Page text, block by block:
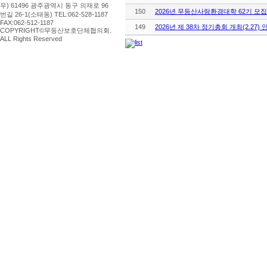
150 2026년 무등산사랑환경대학 62기 모
149 2026년 제 38차 정기총회 개최(2.27)
우) 61496 광주광역시 동구 의재로 96
번길 26-1(소태동) TEL:062-528-1187
FAX:062-512-1187
COPYRIGHT©무등산보호단체협의회.
ALL Rights Reserved